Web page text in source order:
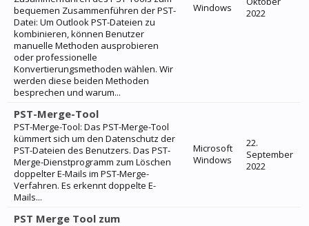
bequemen Zusammenführen der PST-
Datei: Um Outlook PST-Dateien zu
kombinieren, können Benutzer
manuelle Methoden ausprobieren
oder professionelle
Konvertierungsmethoden wählen. Wir
werden diese beiden Methoden
besprechen und warum...
Windows
2022
PST-Merge-Tool
PST-Merge-Tool: Das PST-Merge-Tool
kümmert sich um den Datenschutz der
PST-Dateien des Benutzers. Das PST-
Merge-Dienstprogramm zum Löschen
doppelter E-Mails im PST-Merge-
Verfahren. Es erkennt doppelte E-
Mails...
Microsoft
Windows
22.
September
2022
PST Merge Tool zum